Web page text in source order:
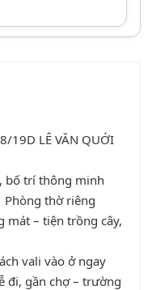
bố trí thông minh
Phòng thờ riêng
mát – tiện trồng cây,
vali vào ở ngay
đi, gần chợ – trường